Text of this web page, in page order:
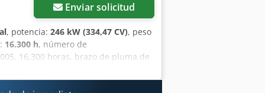
Enviar solicitud
, potencia: 246 kW (334,47 CV), peso
16.300 h, número de
16.300 horas, brazo de pluma de
del brazo de pluma y
autorizado de Komatsu. Credpfx